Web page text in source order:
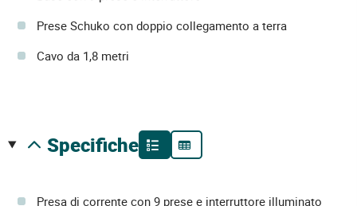
Prese Schuko con doppio collegamento a terra
Cavo da 1,8 metri
specifiche
Presa di corrente con 9 prese e interruttore illuminato